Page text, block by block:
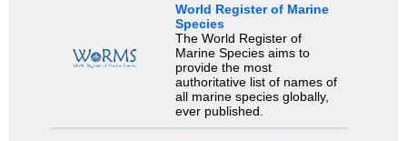
World Register of Marine
Species
The World Register of
Marine Species aims to
provide the most
authoritative list of names of
all marine species globally,
ever published.